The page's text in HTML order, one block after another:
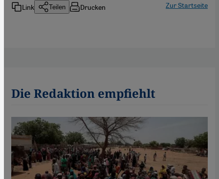
Link Teilen Drucken Zur Startseite
Die Redaktion empfiehlt